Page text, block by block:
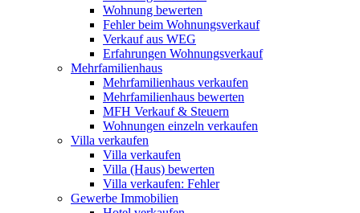
Wohnung bewerten
Fehler beim Wohnungsverkauf
Verkauf aus WEG
Erfahrungen Wohnungsverkauf
Mehrfamilienhaus
Mehrfamilienhaus verkaufen
Mehrfamilienhaus bewerten
MFH Verkauf & Steuern
Wohnungen einzeln verkaufen
Villa verkaufen
Villa verkaufen
Villa (Haus) bewerten
Villa verkaufen: Fehler
Gewerbe Immobilien